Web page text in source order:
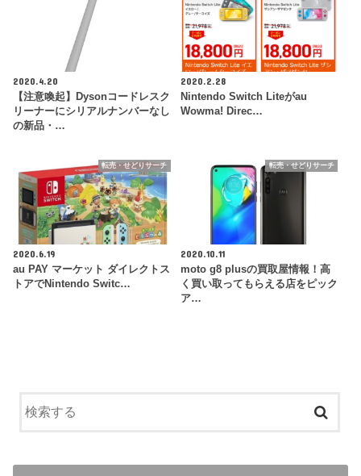
2020.4.20
【注意喚起】Dysonコードレスク
リーナーにシリアルナンバーなし
の新品・…
2020.2.28
Nintendo Switch Liteがau
Wowma! Direc…
転売・せどりサーチ
2020.6.19
au PAY マーケット ダイレクトス
トアでNintendo Switc…
転売・せどりサーチ
2020.10.11
moto g8 plusの買取屋情報！高
く買い取ってもらえる店をピック
ア…